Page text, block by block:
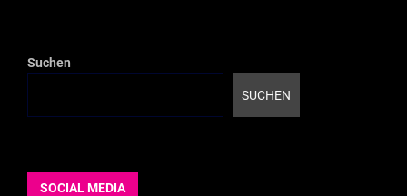
Suchen
SUCHEN
SOCIAL MEDIA